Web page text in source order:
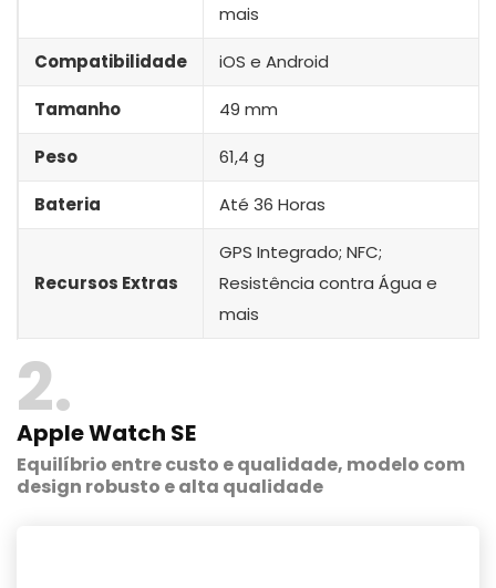
mais
Compatibilidade iOS e Android
Tamanho 49 mm
Peso 61,4 g
Bateria Até 36 Horas
Recursos Extras
GPS Integrado; NFC;
Resistência contra Água e
mais
2
Apple Watch SE
Equilíbrio entre custo e qualidade, modelo com
design robusto e alta qualidade